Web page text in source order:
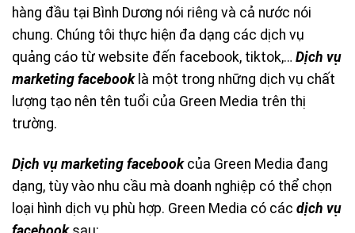
hàng đầu tại Bình Dương nói riêng và cả nước nói
chung. Chúng tôi thực hiện đa dạng các dịch vụ
quảng cáo từ website đến facebook, tiktok,… Dịch vụ
marketing facebooklà một trong những dịch vụ chất
lượng tạo nên tên tuổi của Green Media trên thị
trường.
Dịch vụ marketing facebook của Green Media đang
dạng, tùy vào nhu cầu mà doanh nghiệp có thể chọn
loại hình dịch vụ phù hợp. Green Media có các dịch vụ